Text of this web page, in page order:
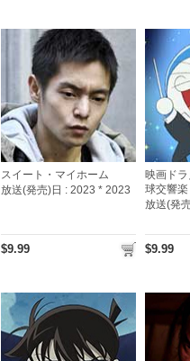
スイート・マイホーム
放送(発売)日 : 2023 * 2023
$9.99
映画ド
球交響楽
放送(発
$9.99